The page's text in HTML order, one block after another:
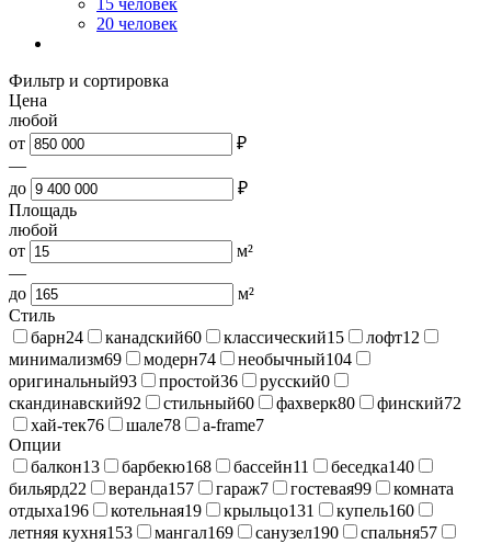
20 человек
Фильтр и сортировка
Цена
любой
от
₽
—
до
₽
Площадь
любой
от
м²
—
до
м²
Стиль
барн24 канадский60 классический15 лофт12
минимализм69 модерн74 необычный104
оригинальный93 простой36 русский0
скандинавский92 стильный60 фахверк80 финский72
хай-тек76 шале78 a-frame7
Опции
балкон13 барбекю168 бассейн11 беседка140
бильярд22 веранда157 гараж7 гостевая99
комната
отдыха196 котельная19 крыльцо131 купель160
летняя кухня153 мангал169 санузел190 спальня57